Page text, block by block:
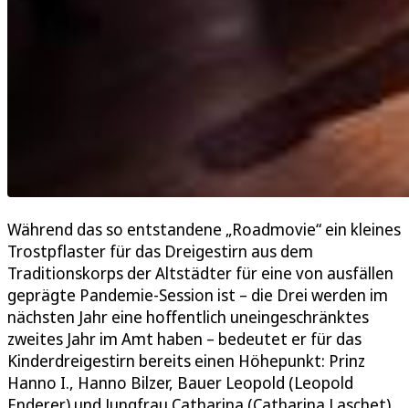
Während das so entstandene „Roadmovie“ ein kleines
Trostpflaster für das Dreigestirn aus dem
Traditionskorps der Altstädter für eine von ausfällen
geprägte Pandemie-Session ist – die Drei werden im
nächsten Jahr eine hoffentlich uneingeschränktes
zweites Jahr im Amt haben – bedeutet er für das
Kinderdreigestirn bereits einen Höhepunkt: Prinz
Hanno I., Hanno Bilzer, Bauer Leopold (Leopold